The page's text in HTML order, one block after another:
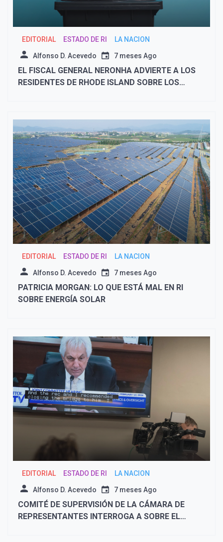
EDITORIAL ESTADO DE RI LA NACION
Alfonso D. Acevedo 7 meses Ago
EL FISCAL GENERAL NERONHA ADVIERTE A LOS
RESIDENTES DE RHODE ISLAND SOBRE LOS
EDITORIAL ESTADO DE RI LA NACION
Alfonso D. Acevedo 7 meses Ago
PATRICIA MORGAN: LO QUE ESTÁ MAL EN RI
SOBRE ENERGÍA SOLAR
EDITORIAL ESTADO DE RI LA NACION
Alfonso D. Acevedo 7 meses Ago
COMITÉ DE SUPERVISIÓN DE LA CÁMARA DE
REPRESENTANTES INTERROGA A SOBRE EL